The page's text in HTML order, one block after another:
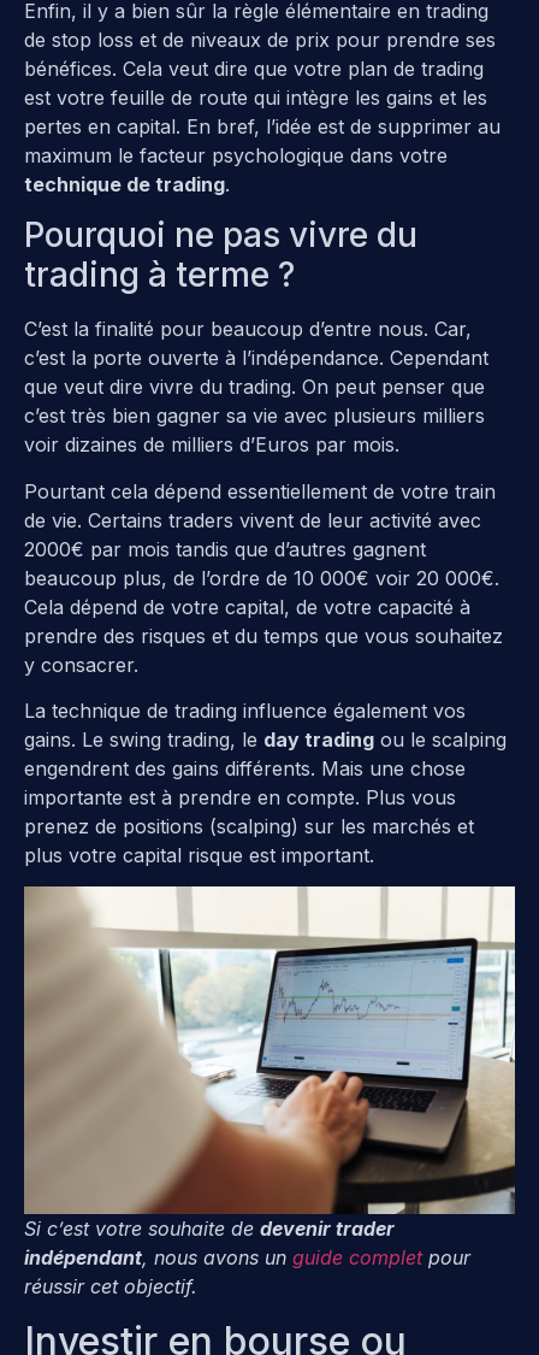
Enfin, il y a bien sûr la règle élémentaire en trading
de stop loss et de niveaux de prix pour prendre ses
bénéfices. Cela veut dire que votre plan de trading
est votre feuille de route qui intègre les gains et les
pertes en capital. En bref, l’idée est de supprimer au
maximum le facteur psychologique dans votre
technique de trading.
Pourquoi ne pas vivre du
trading à terme ?
C’est la finalité pour beaucoup d’entre nous. Car,
c’est la porte ouverte à l’indépendance. Cependant
que veut dire vivre du trading. On peut penser que
c’est très bien gagner sa vie avec plusieurs milliers
voir dizaines de milliers d’Euros par mois.
Pourtant cela dépend essentiellement de votre train
de vie. Certains traders vivent de leur activité avec
2000€ par mois tandis que d’autres gagnent
beaucoup plus, de l’ordre de 10 000€ voir 20 000€.
Cela dépend de votre capital, de votre capacité à
prendre des risques et du temps que vous souhaitez
y consacrer.
La technique de trading influence également vos
gains. Le swing trading, le day trading ou le scalping
engendrent des gains différents. Mais une chose
importante est à prendre en compte. Plus vous
prenez de positions (scalping) sur les marchés et
plus votre capital risque est important.
Si c’est votre souhaite de devenir trader
indépendant, nous avons un guide completpour
réussir cet objectif.
Investir en bourse ou